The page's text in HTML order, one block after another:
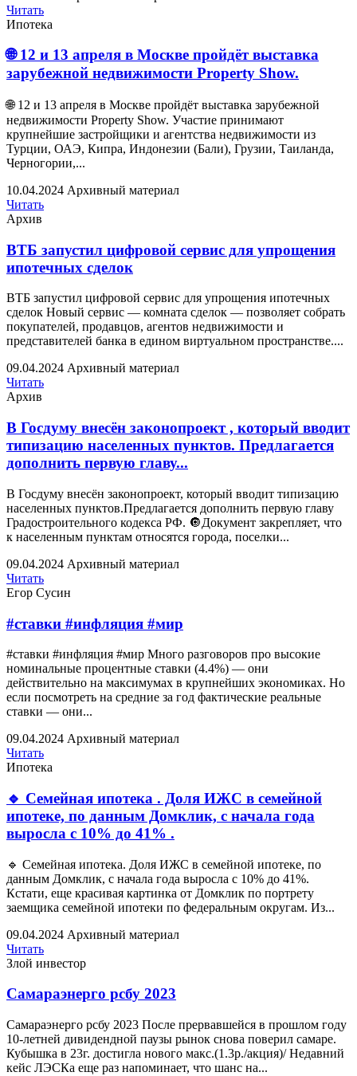
Читать
Ипотека
🌐 12 и 13 апреля в Москве пройдёт выставка
зарубежной недвижимости Property Show.
🌐 12 и 13 апреля в Москве пройдёт выставка зарубежной
недвижимости Property Show. Участие принимают
крупнейшие застройщики и агентства недвижимости из
Турции, ОАЭ, Кипра, Индонезии (Бали), Грузии, Таиланда,
Черногории,...
10.04.2024 Архивный материал
Читать
Архив
ВТБ запустил цифровой сервис для упрощения
ипотечных сделок
ВТБ запустил цифровой сервис для упрощения ипотечных
сделок Новый сервис — комната сделок — позволяет собрать
покупателей, продавцов, агентов недвижимости и
представителей банка в едином виртуальном пространстве....
09.04.2024 Архивный материал
Читать
Архив
В Госдуму внесён законопроект , который вводит
типизацию населенных пунктов. Предлагается
дополнить первую главу...
В Госдуму внесён законопроект, который вводит типизацию
населенных пунктов.Предлагается дополнить первую главу
Градостроительного кодекса РФ. 🔘Документ закрепляет, что
к населенным пунктам относятся города, поселки...
09.04.2024 Архивный материал
Читать
Егор Сусин
#ставки #инфляция #мир
#ставки #инфляция #мир Много разговоров про высокие
номинальные процентные ставки (4.4%) — они
действительно на максимумах в крупнейших экономиках. Но
если посмотреть на средние за год фактические реальные
ставки — они...
09.04.2024 Архивный материал
Читать
Ипотека
🔹 Семейная ипотека . Доля ИЖС в cемейной
ипотеке, по данным Домклик, с начала года
выросла с 10% до 41% .
🔹 Семейная ипотека. Доля ИЖС в cемейной ипотеке, по
данным Домклик, с начала года выросла с 10% до 41%.
Кстати, еще красивая картинка от Домклик по портрету
заемщика семейной ипотеки по федеральным округам. Из...
09.04.2024 Архивный материал
Читать
Злой инвестор
Самараэнерго рсбу 2023
Самараэнерго рсбу 2023 После прервавшейся в прошлом году
10-летней дивидендной паузы рынок снова поверил самаре.
Кубышка в 23г. достигла нового макс.(1.3р./акция)/ Недавний
кейс ЛЭСКа еще раз напоминает, что шанс на...